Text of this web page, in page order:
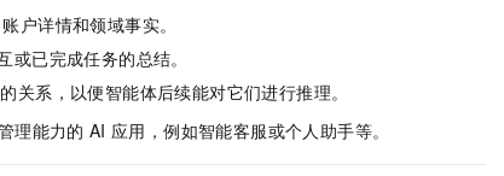
户详情和领域事实。
或已完成任务的总结。
关系，以便智能体后续能对它们进行推理。
理能力的 AI 应用，例如智能客服或个人助手等。
用1%尺寸在特定领域达到大模型90%以上效果